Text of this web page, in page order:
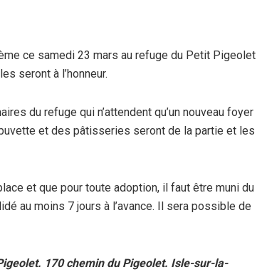
ce samedi 23 mars au refuge du Petit Pigeolet
seront à l’honneur.
du refuge qui n’attendent qu’un nouveau foyer
et des pâtisseries seront de la partie et les
et que pour toute adoption, il faut être muni du
au moins 7 jours à l’avance. Il sera possible de
170 chemin du Pigeolet. Isle-sur-la-